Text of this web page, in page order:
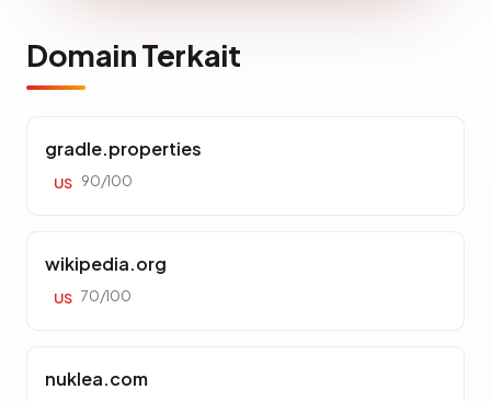
Domain Terkait
gradle.properties
US 90/100
wikipedia.org
US 70/100
nuklea.com